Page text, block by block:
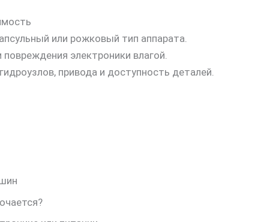
или рожковый тип аппарата.
повреждения электроники влагой.
привода и доступность деталей.